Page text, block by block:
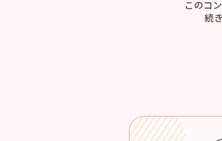
このコ
続